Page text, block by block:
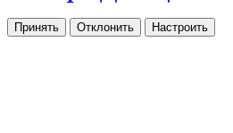
Принять Отклонить Настроить